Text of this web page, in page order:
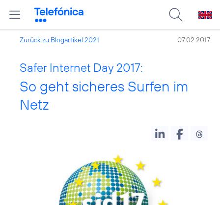
Zurück zu Blogartikel 2021 07.02.2017
Safer Internet Day 2017:
So geht sicheres Surfen im
Netz